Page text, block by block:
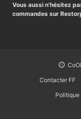
Vous aussi n'hésitez
commandes sur
Contacter FF